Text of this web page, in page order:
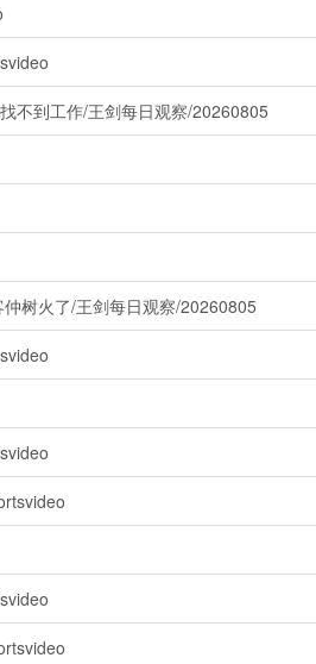
不到工作/王剑每日观察/20260805
树火了/王剑每日观察/20260805